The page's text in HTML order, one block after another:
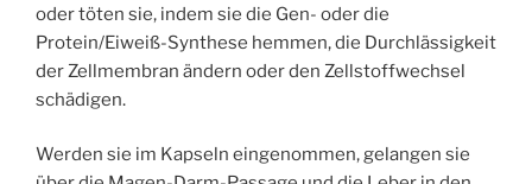
oder töten sie, indem sie die Gen- oder die
Protein/Eiweiß-Synthese hemmen, die Durchlässigkeit
der Zellmembran ändern oder den Zellstoffwechsel
schädigen.
Werden sie im Kapseln eingenommen, gelangen sie